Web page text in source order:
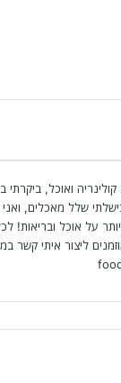
ואוכל, ביקרתי
שלל מאכלים,
על אוכל ובריאות!
ליצור איתי קשר